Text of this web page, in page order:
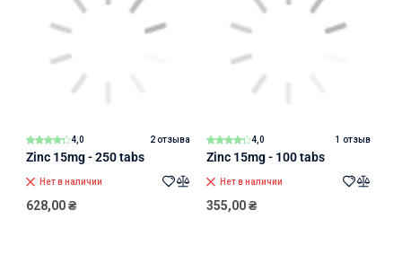
4,0 2 отзыва
Zinc 15mg - 250 tabs
Нет в наличии
628,00₴
4,0 1 отзыв
Zinc 15mg - 100 tabs
Нет в наличии
355,00₴